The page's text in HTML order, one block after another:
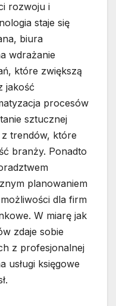
rozwoju i
staje się
biura
wdrażanie
które zwiększą
jakość
procesów
sztucznej
trendów, które
branży. Ponadto
planowaniem
dla firm
W miarę jak
zdaje sobie
z profesjonalnej
usługi księgowe